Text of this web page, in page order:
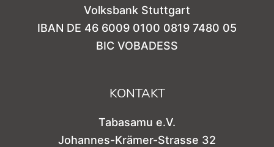
Volksbank Stuttgart
IBAN DE 46 6009 0100 0819 7480 05
BIC VOBADESS
KONTAKT
Tabasamu e.V.
Johannes-Krämer-Strasse 32